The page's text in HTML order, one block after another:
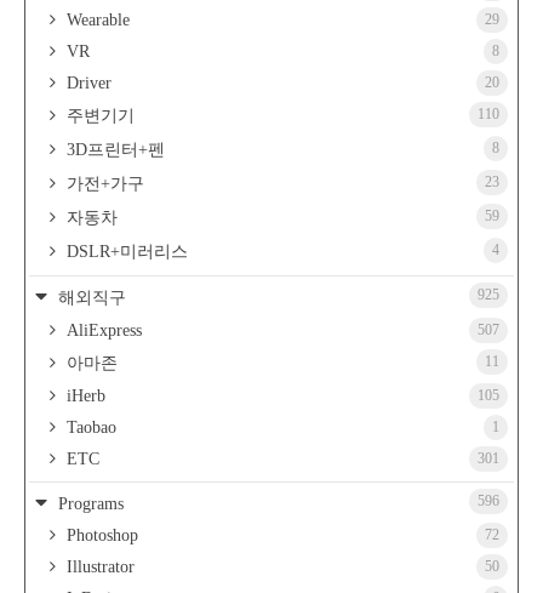
Wearable 29
VR 8
Driver 20
주변기기 110
3D프린터+펜 8
가전+가구 23
자동차 59
DSLR+미러리스 4
해외직구 925
AliExpress 507
아마존 11
iHerb 105
Taobao 1
ETC 301
Programs 596
Photoshop 72
Illustrator 50